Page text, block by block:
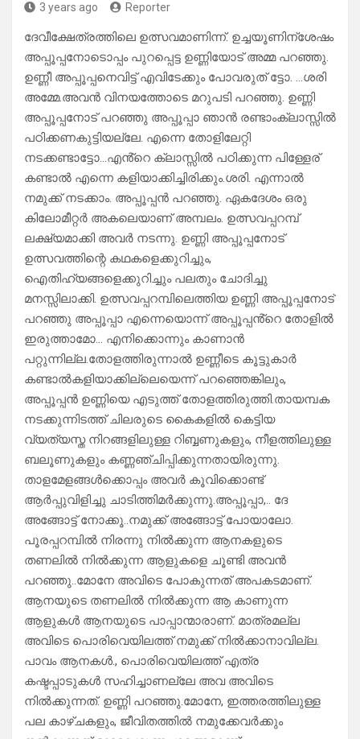
3 years ago Reporter
ദേവീക്ഷേത്രത്തിലെ ഉത്സവമാണിന്ന്. ഉച്ചയൂണിന്ശേഷം
അപ്പൂപ്പനോടൊപ്പം പുറപ്പെട്ട ഉണ്ണിയോട് അമ്മ പറഞ്ഞു.
ഉണ്ണീ അപ്പൂപ്പനെവിട്ട് എവിടേക്കും പോവരുത് ട്ടോ. …ശരി
അമ്മേ.അവൻ വിനയത്തോടെ മറുപടി പറഞ്ഞു. ഉണ്ണി
അപ്പൂപ്പനോട് പറഞ്ഞു അപ്പൂപ്പാ ഞാൻ രണ്ടാംക്ലാസ്സിൽ
പഠിക്കണകുട്ടിയല്ലേ. എന്നെ തോളിലേറ്റി
നടക്കണ്ടാട്ടോ…എൻ്റെ ക്ലാസ്സിൽ പഠിക്കുന്ന പിള്ളേര്
കണ്ടാൽ എന്നെ കളിയാക്കിച്ചിരിക്കും.ശരി. എന്നാൽ
നമുക്ക് നടക്കാം. അപ്പൂപ്പൻ പറഞ്ഞു. ഏകദേശം ഒരു
കിലോമീറ്റർ അകലെയാണ് അമ്പലം. ഉത്സവപ്പറമ്പ്
ലക്ഷ്യമാക്കി അവർ നടന്നു. ഉണ്ണി അപ്പൂപ്പനോട്
ഉത്സവത്തിന്റെ കഥകളെക്കുറിച്ചും,
ഐതിഹ്യങ്ങളെക്കുറിച്ചും പലതും ചോദിച്ചു
മനസ്സിലാക്കി. ഉത്സവപ്പറമ്പിലെത്തിയ ഉണ്ണി അപ്പൂപ്പനോട്
പറഞ്ഞു അപ്പൂപ്പാ എന്നെയൊന്ന് അപ്പൂപ്പൻ്റെ തോളിൽ
ഇരുത്താമോ… എനിക്കൊന്നും കാണാൻ
പറ്റുന്നില്ല.തോളത്തിരുന്നാൽ ഉണ്ണീടെ കൂട്ടുകാർ
കണ്ടാൽകളിയാക്കില്ലെയെന്ന് പറഞ്ഞെങ്കിലും,
അപ്പൂപ്പൻ ഉണ്ണിയെ എടുത്ത് തോളത്തിരുത്തി.തായമ്പക
നടക്കുന്നിടത്ത് ചിലരുടെ കൈകളിൽ കെട്ടിയ
വ്യത്യസ്ത നിറങ്ങളിലുള്ള റിബ്ബണുകളും, നീളത്തിലുള്ള
ബലൂണുകളും കണ്ണഞ്ചിപ്പിക്കുന്നതായിരുന്നു.
താളമേളങ്ങൾക്കൊപ്പം അവർ കൂവിക്കൊണ്ട്
ആർപ്പുവിളിച്ചു ചാടിത്തിമർക്കുന്നു.അപ്പൂപ്പാ,.. ദേ
അങ്ങോട്ട് നോക്കൂ..നമുക്ക് അങ്ങോട്ട് പോയാലോ.
പൂരപ്പറമ്പിൽ നിരന്നു നിൽക്കുന്ന ആനകളുടെ
തണലിൽ നിൽക്കുന്ന ആളുകളെ ചൂണ്ടി അവൻ
പറഞ്ഞു..മോനേ അവിടെ പോകുന്നത് അപകടമാണ്.
ആനയുടെ തണലിൽ നിൽക്കുന്ന ആ കാണുന്ന
ആളുകൾ ആനയുടെ പാപ്പാന്മാരാണ്. മാത്രമല്ല
അവിടെ പൊരിവെയിലത്ത് നമുക്ക് നിൽക്കാനാവില്ല.
പാവം ആനകൾ., പൊരിവെയിലത്ത് എത്ര
കഷ്ടപ്പാടുകൾ സഹിച്ചാണല്ലേ അവ അവിടെ
നിൽക്കുന്നത്. ഉണ്ണി പറഞ്ഞു.മോനേ, ഇത്തരത്തിലുള്ള
പല കാഴ്ചകളും, ജീവിതത്തിൽ നമുക്കേവർക്കും